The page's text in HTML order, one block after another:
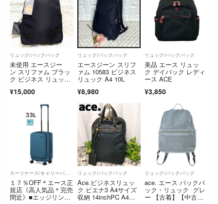
リュック/バックパック
未使用 エースジー
ン スリファム ブラッ
ク ビジネス リュッ
¥15,000
リュック/バックパック
エースジーン スリフ
ァム 10583 ビジネス
リュック A4 10L
¥8,980
リュック/バックパック
美品 エース リュッ
ク デイパック レディ
ース ACE
¥3,850
スーツケース/キャリーバッグ
１７％OFF＊エース正
規店《高人気品＊完売
間近》■エッジリンク
リュック/バックパック
Ace.ビジネスリュッ
ク ビエナ3 A4サイズ
収納 14inchPC A4収
リュック/バックパック
ace. エース バックパ
ック・リュック グレ
ー 【古着】【中古】